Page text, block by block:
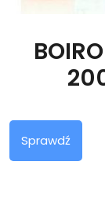
Sprawdź